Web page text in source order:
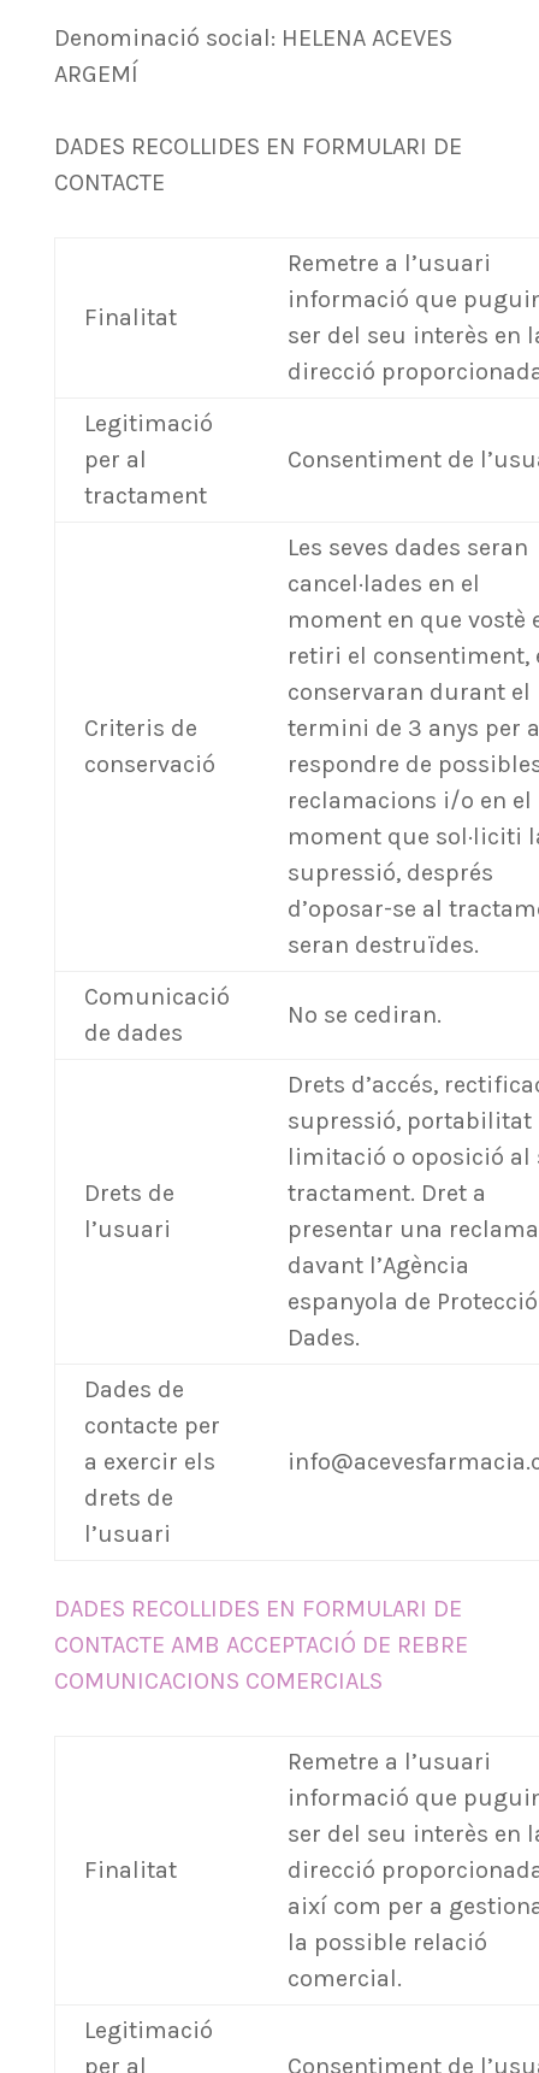
Denominació social: HELENA ACEVES
ARGEMÍ
DADES RECOLLIDES EN FORMULARI DE
CONTACTE
Finalitat
Remetre a l’usuari
informació que
ser del seu interès en
direcció
Legitimació
per al
tractament
Consentiment de
Criteris de
conservació
Les seves dades seran
cancel·lades en el
moment en que vostè
retiri el consentiment,
conservaran durant el
termini de 3 anys per a
respondre de
reclamacions i/o en el
moment que sol·liciti
supressió, després
d’oposar-se al
seran destruïdes.
Comunicació
de dades
No se cediran.
Drets de
l’usuari
Drets d’accés,
supressió, portabilitat
limitació o oposició al
tractament. Dret a
presentar una
davant l’Agència
espanyola de
Dades.
Dades de
contacte per
a exercir els
drets de
l’usuari
DADES RECOLLIDES EN FORMULARI DE
CONTACTE AMB ACCEPTACIÓ DE REBRE
COMUNICACIONS COMERCIALS
Finalitat
Remetre a l’usuari
informació que
ser del seu interès en
direcció
així com per a
la possible relació
comercial.
Legitimació
per al
Consentiment de